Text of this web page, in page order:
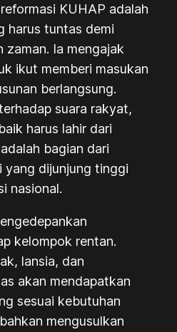
KUHAP adalah
harus tuntas demi
Ia mengajak
ikut memberi masukan
berlangsung.
suara rakyat,
harus lahir dari
bagian dari
yang dijunjung tinggi
nasional.
kelompok rentan.
lansia, dan
akan mendapatkan
sesuai kebutuhan
mengusulkan